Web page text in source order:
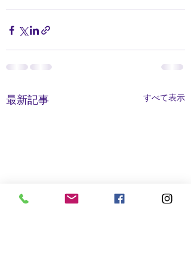
最新記事 すべて表示